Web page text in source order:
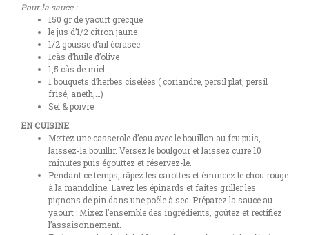
Pour la sauce :
150 gr de yaourt grecque
le jus d’1/2 citron jaune
1/2 gousse d’ail écrasée
1càs d’huile d’olive
1,5 càs de miel
1 bouquets d’herbes ciselées ( coriandre, persil plat, persil
frisé, aneth,…)
Sel & poivre
EN CUISINE
Mettez une casserole d’eau avec le bouillon au feu puis,
laissez-la bouillir. Versez le boulgour et laissez cuire 10
minutes puis égouttez et réservez-le.
Pendant ce temps, râpez les carottes et émincez le chou rouge
à la mandoline. Lavez les épinards et faites griller les
pignons de pin dans une poêle à sec. Préparez la sauce au
yaourt : Mixez l’ensemble des ingrédients, goûtez et rectifiez
l’assaisonnement.